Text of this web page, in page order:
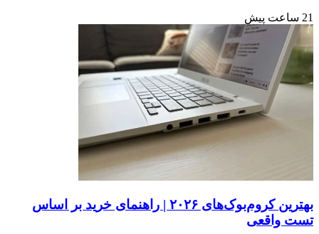
21 ساعت پیش
بهترین کروم‌بوک‌های ۲۰۲۶ | راهنمای خرید بر اساس
تست واقعی